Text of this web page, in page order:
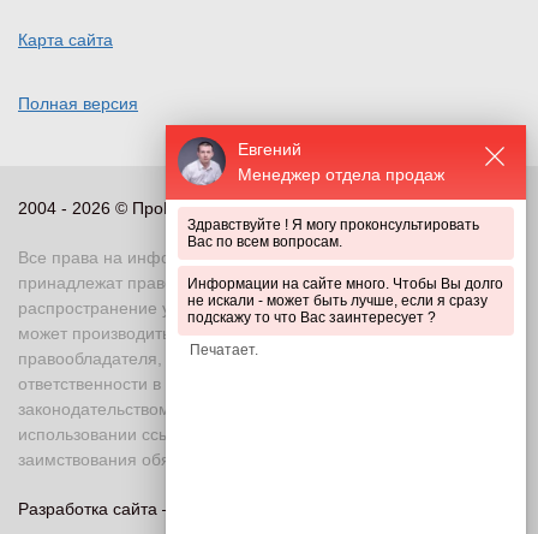
Евгений
Менеджер отдела продаж
Здравствуйте ! Я могу проконсультировать
Вас по всем вопросам.
Информации на сайте много. Чтобы Вы долго
не искали - может быть лучше, если я сразу
подскажу то что Вас заинтересует ?
Карта сайта
Полная версия
2004 - 2026 © ПроПериметр, все права защищены
Все права на информационные и иные материалы сайта
принадлежат правообладателю. Воспроизведение или
распространение указанных материалов в любой форме
может производиться только с письменного разрешения
правообладателя, в противном случае возможно применение
ответственности в соответствии с действующим
законодательством Российской Федерации. При
использовании ссылка на правообладателя и источник
заимствования обязательна
Разработка сайта —